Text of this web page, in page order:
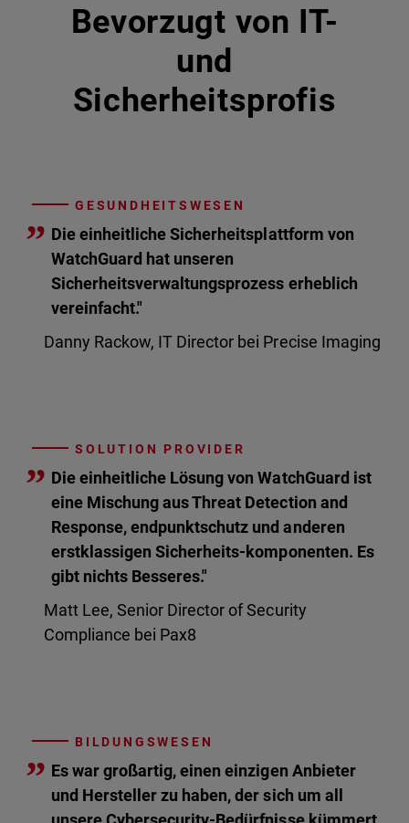
Bevorzugt von IT-
und
Sicherheitsprofis
GESUNDHEITSWESEN
” Die einheitliche Sicherheitsplattform von
WatchGuard hat unseren
Sicherheitsverwaltungsprozess erheblich
vereinfacht."
Danny Rackow, IT Director bei Precise Imaging
SOLUTION PROVIDER
” Die einheitliche Lösung von WatchGuard ist
eine Mischung aus Threat Detection and
Response, endpunktschutz und anderen
erstklassigen Sicherheits-komponenten. Es
gibt nichts Besseres."
Matt Lee, Senior Director of Security
Compliance bei Pax8
BILDUNGSWESEN
” Es war großartig, einen einzigen Anbieter
und Hersteller zu haben, der sich um all